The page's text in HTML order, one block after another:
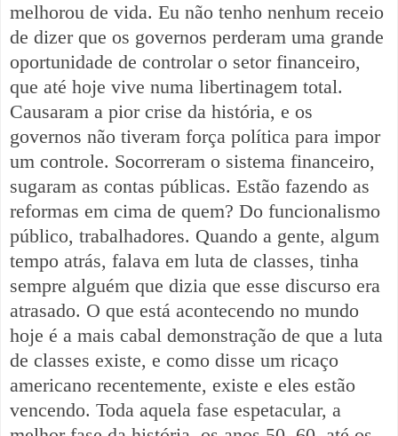
melhorou de vida. Eu não tenho nenhum receio
de dizer que os governos perderam uma grande
oportunidade de controlar o setor financeiro,
que até hoje vive numa libertinagem total.
Causaram a pior crise da história, e os
governos não tiveram força política para impor
um controle. Socorreram o sistema financeiro,
sugaram as contas públicas. Estão fazendo as
reformas em cima de quem? Do funcionalismo
público, trabalhadores. Quando a gente, algum
tempo atrás, falava em luta de classes, tinha
sempre alguém que dizia que esse discurso era
atrasado. O que está acontecendo no mundo
hoje é a mais cabal demonstração de que a luta
de classes existe, e como disse um ricaço
americano recentemente, existe e eles estão
vencendo. Toda aquela fase espetacular, a